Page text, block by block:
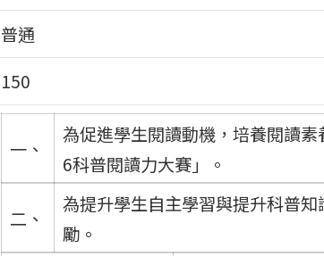
普通
150
一、
為促進學生閱讀動機，培養閱讀
6科普閱讀力大賽」。
二、
為提升學生自主學習與提升科普
勵。